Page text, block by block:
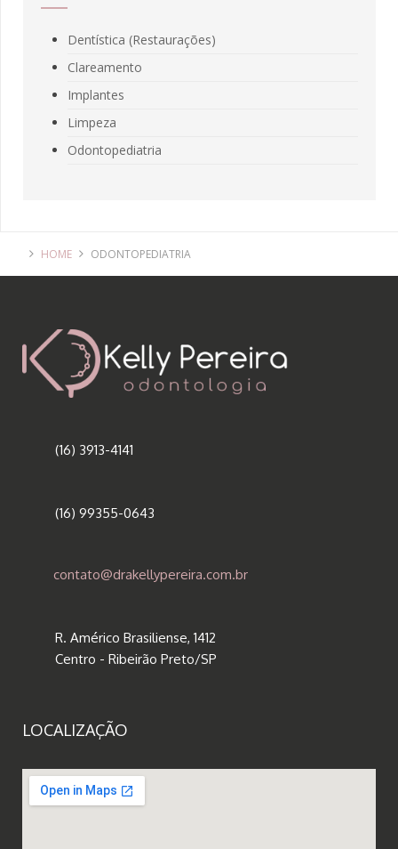
Dentística (Restaurações)
Clareamento
Implantes
Limpeza
Odontopediatria
HOME ODONTOPEDIATRIA
(16) 3913-4141
(16) 99355-0643
contato@drakellypereira.com.br
R. Américo Brasiliense, 1412
Centro - Ribeirão Preto/SP
LOCALIZAÇÃO